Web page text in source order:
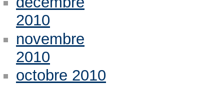
2010
novembre
2010
octobre 2010